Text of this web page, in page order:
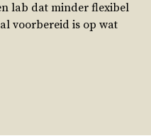
lab dat minder flexibel
voorbereid is op wat